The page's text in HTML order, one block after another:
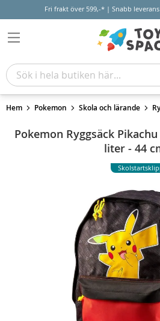
Fri frakt över 599,-* | Snabb
Hem Pokemon Skola och lärande
Pokemon Ryggsäck
liter - 44